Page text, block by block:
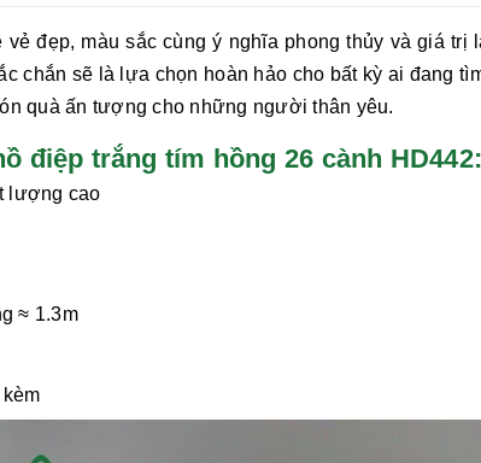
đẹp, màu sắc cùng ý nghĩa phong thủy và giá trị
chắn sẽ là lựa chọn hoàn hảo cho bất kỳ ai đang
quà ấn tượng cho những người thân yêu.
điệp trắng tím hồng 26 cành HD442:
lượng cao
≈ 1.3m